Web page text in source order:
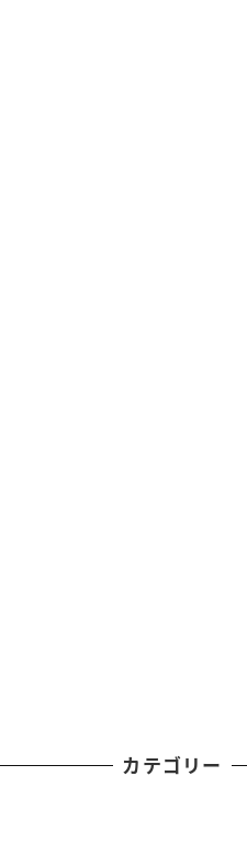
カテゴリー